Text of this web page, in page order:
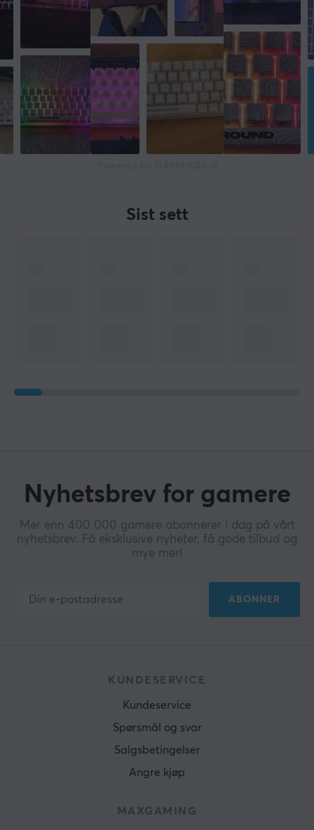
Forbindelse
Trådløs
Kompatibilitet
PC
GARANTI
Sist sett
Nyhetsbrev for gamere
Mer enn 400 000 gamere abonnerer i dag på vårt
nyhetsbrev. Få eksklusive nyheter, få gode tilbud og
mye mer!
ABONNER
KUNDESERVICE
Kundeservice
Spørsmål og svar
Salgsbetingelser
Angre kjøp
MAXGAMING